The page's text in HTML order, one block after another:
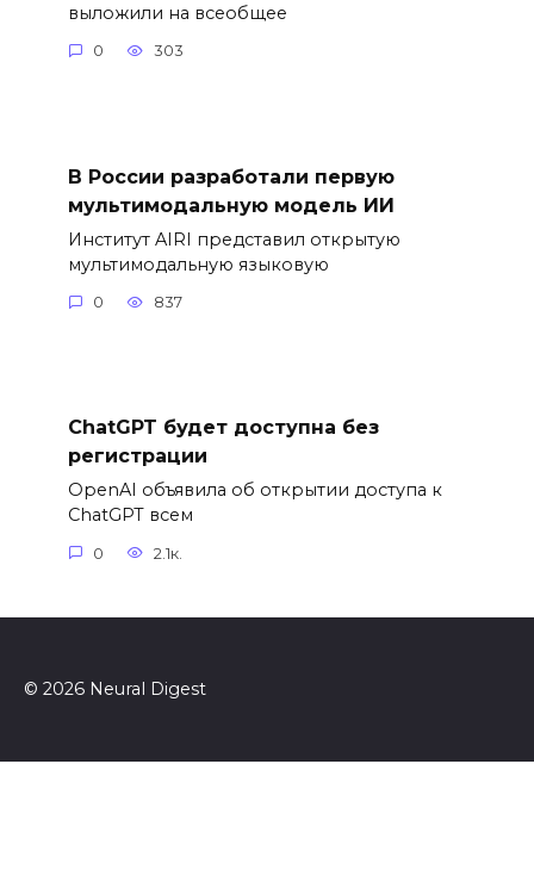
выложили на всеобщее
0 303
В России разработали первую
мультимодальную модель ИИ
Институт AIRI представил открытую
мультимодальную языковую
0 837
ChatGPT будет доступна без
регистрации
OpenAI объявила об открытии доступа к
ChatGPT всем
0 2.1к.
© 2026 Neural Digest